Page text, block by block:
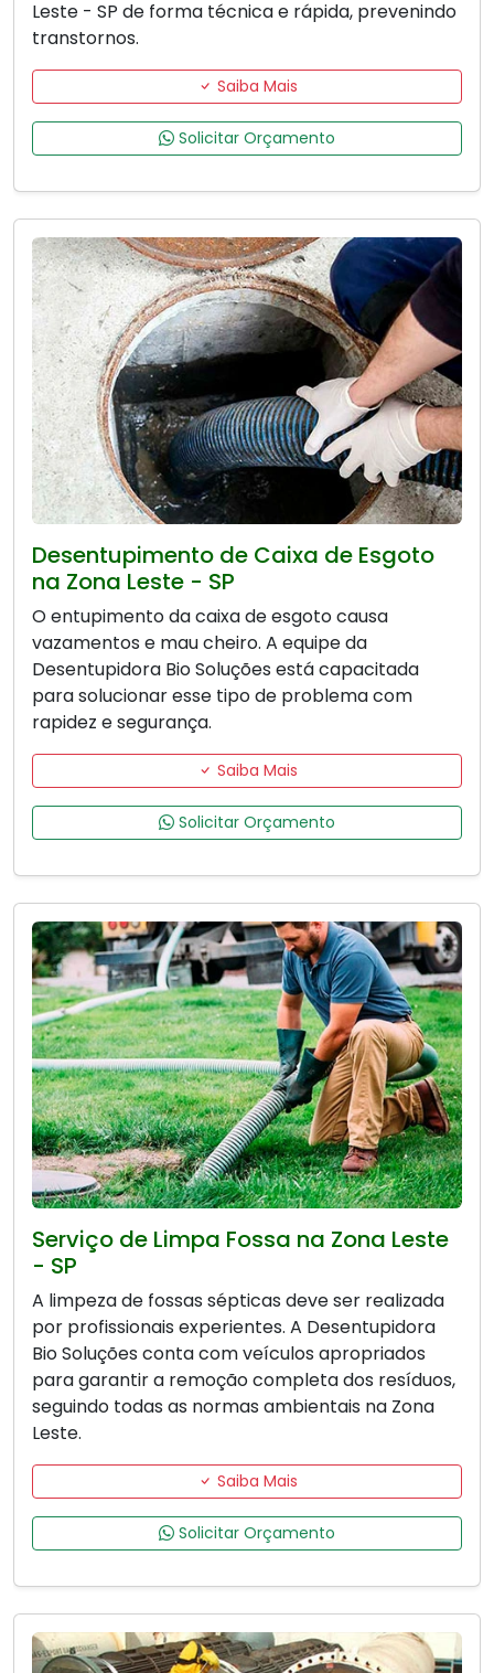
Leste - SP de forma técnica e rápida, prevenindo
transtornos.
Saiba Mais
Solicitar Orçamento
Desentupimento de Caixa de Esgoto
na Zona Leste - SP
O entupimento da caixa de esgoto causa
vazamentos e mau cheiro. A equipe da
Desentupidora Bio Soluções está capacitada
para solucionar esse tipo de problema com
rapidez e segurança.
Saiba Mais
Solicitar Orçamento
Serviço de Limpa Fossa na Zona Leste
- SP
A limpeza de fossas sépticas deve ser realizada
por profissionais experientes. A Desentupidora
Bio Soluções conta com veículos apropriados
para garantir a remoção completa dos resíduos,
seguindo todas as normas ambientais na Zona
Leste.
Saiba Mais
Solicitar Orçamento